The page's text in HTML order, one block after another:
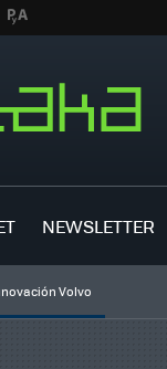
NEWSLETTER
Volvo